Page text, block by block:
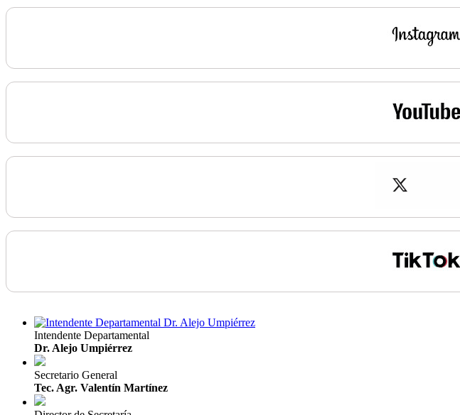
Intendente Departamental
Dr. Alejo Umpiérrez
Secretario General
Tec. Agr. Valentín Martínez